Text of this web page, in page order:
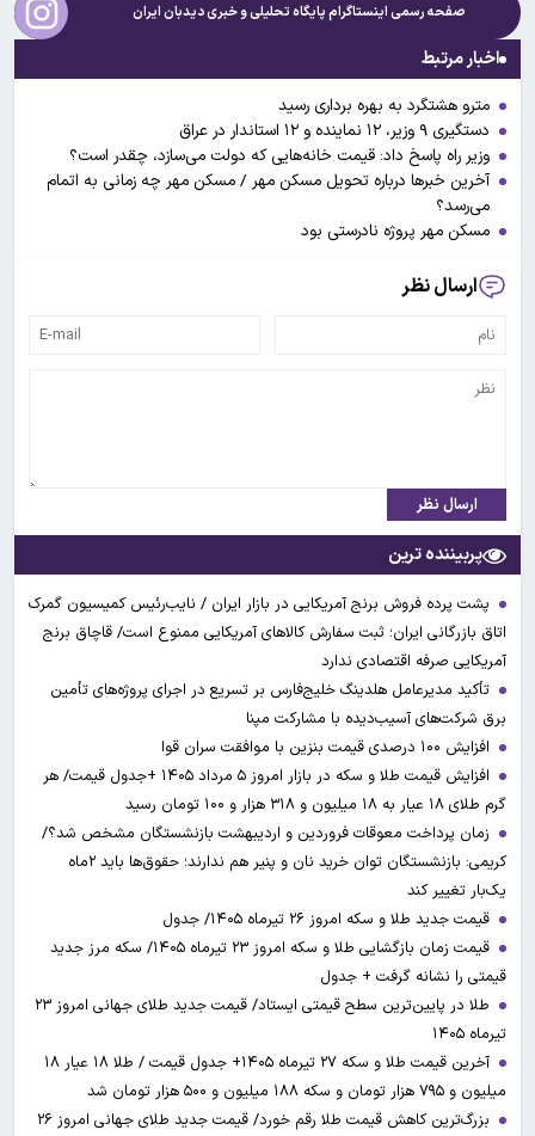
صفحه رسمی اینستاگرام پایگاه تحلیلی و خبریدیدبان ایران
اخبار مرتبط
مترو هشتگرد به بهره برداری رسید
دستگیری ۹ وزیر، ۱۲ نماینده و ۱۲ استاندار در عراق
وزیر راه پاسخ داد: قیمت خانه‌هایی که دولت می‌سازد، چقدر است؟
آخرین خبرها درباره تحویل مسکن مهر / مسکن مهر چه زمانی به اتمام
می‌رسد؟‌
مسکن مهر پروژه نادرستی بود
ارسال نظر
ارسال نظر
پربیننده ترین
پشت پرده فروش برنج آمریکایی در بازار ایران / نایب‌رئیس کمیسیون گمرک
اتاق بازرگانی ایران؛ ثبت سفارش کالاهای آمریکایی ممنوع است/ قاچاق برنج
آمریکایی صرفه اقتصادی ندارد
تأکید مدیرعامل هلدینگ خلیج‌فارس بر تسریع در اجرای پروژه‌های تأمین
برق شرکت‌های آسیب‌دیده با مشارکت مپنا
افزایش ۱۰۰ درصدی قیمت بنزین با موافقت سران قوا
افزایش قیمت طلا و سکه در بازار امروز ۵ مرداد ۱۴۰۵ +جدول قیمت/ هر
گرم طلای ۱۸ عیار به ۱۸ میلیون و ۳۱۸ هزار و ۱۰۰ تومان رسید
زمان پرداخت معوقات فروردین و اردیبهشت بازنشستگان مشخص شد؟/
کریمی: بازنشستگان توان خرید نان و پنیر هم ندارند؛ حقوق‌ها باید ۲ماه
یک‌بار تغییر کند
قیمت جدید طلا و سکه امروز ۲۶ تیرماه ۱۴۰۵/ جدول
قیمت زمان بازگشایی طلا و سکه امروز ۲۳ تیرماه ۱۴۰۵/ سکه مرز جدید
قیمتی را نشانه گرفت + جدول
طلا در پایین‌ترین سطح قیمتی ایستاد/ قیمت جدید طلای جهانی امروز ۲۳
تیرماه ۱۴۰۵
آخرین قیمت طلا و سکه ۲۷ تیرماه ۱۴۰۵+ جدول قیمت / طلا ۱۸ عیار ۱۸
میلیون و ۷۹۵ هزار تومان و سکه ۱۸۸ میلیون و ۵۰۰ هزار تومان شد
بزرگ‌ترین کاهش قیمت طلا رقم خورد/ قیمت جدید طلای جهانی امروز ۲۶